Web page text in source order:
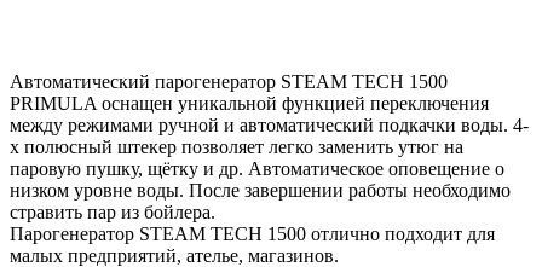
Автоматический парогенератор STEAM TECH 1500
PRIMULA оснащен уникальной функцией переключения
между режимами ручной и автоматический подкачки воды. 4-
х полюсный штекер позволяет легко заменить утюг на
паровую пушку, щётку и др. Автоматическое оповещение о
низком уровне воды. После завершении работы необходимо
стравить пар из бойлера.
Парогенератор STEAM TECH 1500 отлично подходит для
малых предприятий, ателье, магазинов.